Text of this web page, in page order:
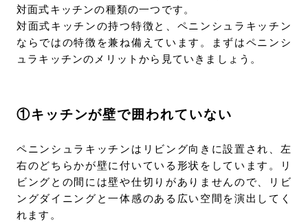
対面式キッチンの種類の一つです。
対面式キッチンの持つ特徴と、ペニンシュラキッチン
ならではの特徴を兼ね備えています。まずはペニンシ
ュラキッチンのメリットから見ていきましょう。
①キッチンが壁で囲われていない
ペニンシュラキッチンはリビング向きに設置され、左
右のどちらかが壁に付いている形状をしています。リ
ビングとの間には壁や仕切りがありませんので、リビ
ングダイニングと一体感のある広い空間を演出してく
れます。